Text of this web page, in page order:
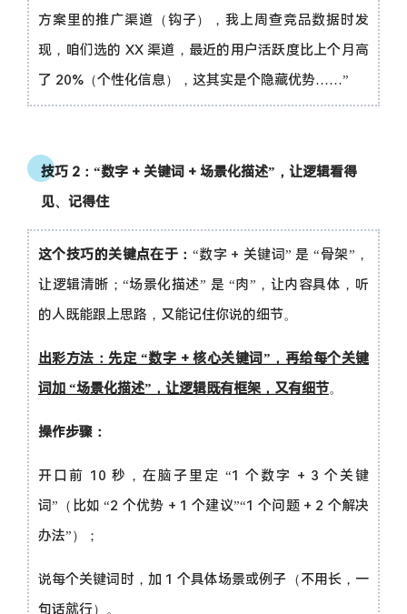
方案里的推广渠道（钩子），我上周查竞品数据时发
现，咱们选的 XX 渠道，最近的用户活跃度比上个月高
了 20%（个性化信息），这其实是个隐藏优势……”
技巧 2：“数字 + 关键词 + 场景化描述”，让逻辑看得
见、记得住
这个技巧的关键点在于： “数字 + 关键词” 是 “骨架”，
让逻辑清晰；“场景化描述” 是 “肉”，让内容具体，听
的人既能跟上思路，又能记住你说的细节。
出彩方法：先定 “数字 + 核心关键词”，再给每个关键
词加 “场景化描述”，让逻辑既有框架，又有细节。
操作步骤：
开口前 10 秒，在脑子里定 “1 个数字 + 3 个关键
词”（比如 “2 个优势 + 1 个建议”“1 个问题 + 2 个解决
办法”）；
说每个关键词时，加 1 个具体场景或例子（不用长，一
句话就行）。